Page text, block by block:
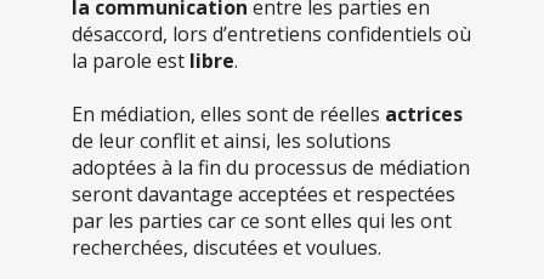
la communication entre les parties en
désaccord, lors d’entretiens confidentiels où
la parole est libre.
En médiation, elles sont de réelles actrices
de leur conflit et ainsi, les solutions
adoptées à la fin du processus de médiation
seront davantage acceptées et respectées
par les parties car ce sont elles qui les ont
recherchées, discutées et voulues.